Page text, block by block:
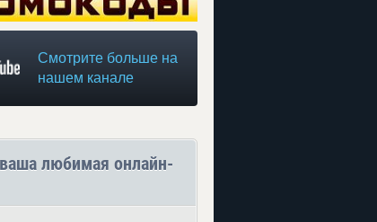
Смотрите больше на
нашем канале
любимая онлайн-